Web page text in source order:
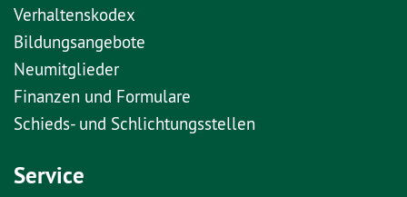
Verhaltenskodex
Bildungsangebote
Neumitglieder
Finanzen und Formulare
Schieds- und Schlichtungsstellen
Service